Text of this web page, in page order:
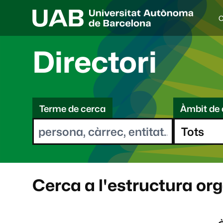
I
d
i
a
e
l
e
o
t
Directori
C
eTerme de cerca Àmbit de
Cerca a l'estructura